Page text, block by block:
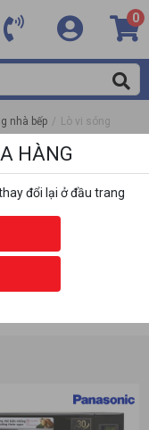
0
nhà bếp / Lò vi sóng
HÀNG
đổi lại ở đầu trang